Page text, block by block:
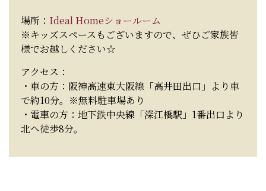
場所： Ideal Homeショールーム
※キッズスペースもございますので、ぜひご家族皆
様でお越しください☆
アクセス：
・車の方：阪神高速東大阪線「高井田出口」より車
で約10分。※無料駐車場あり
・電車の方：地下鉄中央線「深江橋駅」1番出口より
北へ徒歩8分。